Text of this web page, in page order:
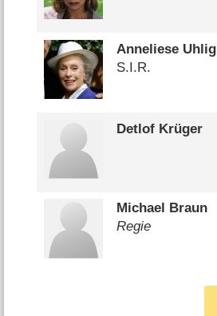
Anneliese Uhlig
S.I.R.
Detlof Krüger
Michael Braun
Regie